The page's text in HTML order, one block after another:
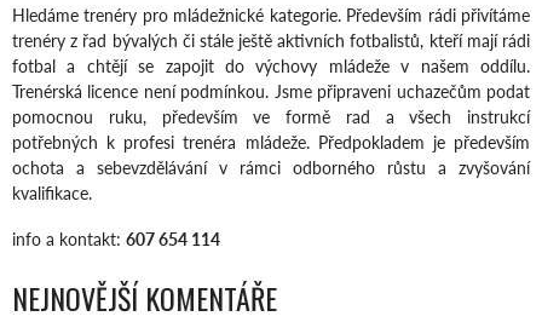
Hledáme trenéry pro mládežnické kategorie. Především rádi přivítáme
trenéry z řad bývalých či stále ještě aktivních fotbalistů, kteří mají rádi
fotbal a chtějí se zapojit do výchovy mládeže v našem oddílu.
Trenérská licence není podmínkou. Jsme připraveni uchazečům podat
pomocnou ruku, především ve formě rad a všech instrukcí
potřebných k profesi trenéra mládeže. Předpokladem je především
ochota a sebevzdělávání v rámci odborného růstu a zvyšování
kvalifikace.
info a kontakt: 607 654 114
NEJNOVĚJŠÍ KOMENTÁŘE